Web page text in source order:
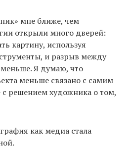
мне ближе, чем
открыли много дверей:
картину, используя
и разрыв между
Я думаю, что
меньше связано с самим
решением художника о том,
как медиа стала